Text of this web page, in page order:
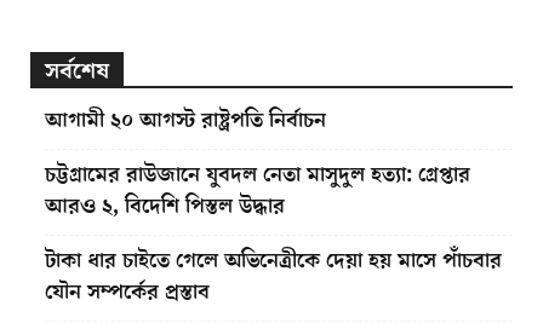
সর্বশেষ
আগামী ২০ আগস্ট রাষ্ট্রপতি নির্বাচন
চট্টগ্রামের রাউজানে যুবদল নেতা মাসুদুল হত্যা: গ্রেপ্তার
আরও ২, বিদেশি পিস্তল উদ্ধার
টাকা ধার চাইতে গেলে অভিনেত্রীকে দেয়া হয় মাসে পাঁচবার
যৌন সম্পর্কের প্রস্তাব